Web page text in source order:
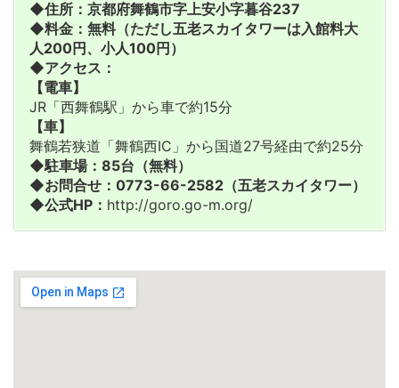
◆住所：京都府舞鶴市字上安小字暮谷237
◆料金：無料（ただし五老スカイタワーは入館料大
人200円、小人100円）
◆アクセス：
【電車】
JR「西舞鶴駅」から車で約15分
【車】
舞鶴若狭道「舞鶴西IC」から国道27号経由で約25分
◆駐車場：85台（無料）
◆お問合せ：0773-66-2582（五老スカイタワー）
◆公式HP： http://goro.go-m.org/